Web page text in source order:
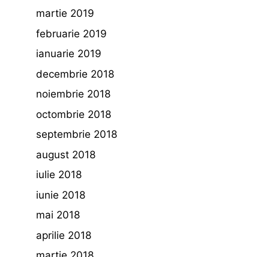
martie 2019
februarie 2019
ianuarie 2019
decembrie 2018
noiembrie 2018
octombrie 2018
septembrie 2018
august 2018
iulie 2018
iunie 2018
mai 2018
aprilie 2018